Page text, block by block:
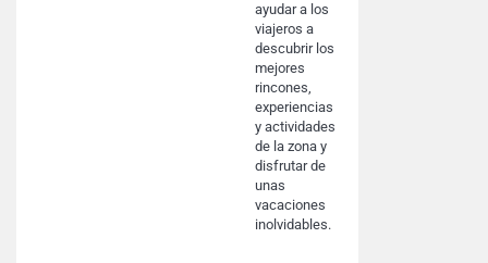
ayudar a los
viajeros a
descubrir los
mejores
rincones,
experiencias
y actividades
de la zona y
disfrutar de
unas
vacaciones
inolvidables.